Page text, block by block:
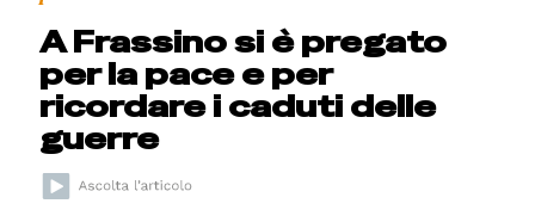
A Frassino si è pregato
per la pace e per
ricordare i caduti delle
guerre